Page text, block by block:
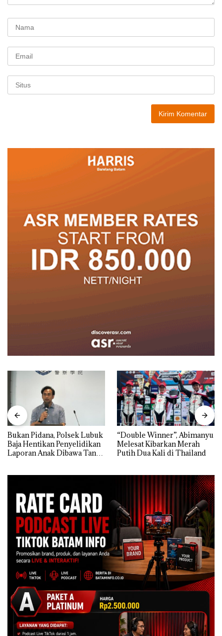
Bukan Pidana, Polsek Lubuk
Baja Hentikan Penyelidikan
Laporan Anak Dibawa Tanpa
“Double Winner”, Abimanyu
Melesat Kibarkan Merah
Putih Dua Kali di Thailand